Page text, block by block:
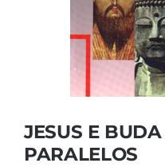
JESUS E
PARALELOS